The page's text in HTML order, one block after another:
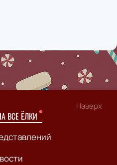
Наверх
ВСЕ ЁЛКИ